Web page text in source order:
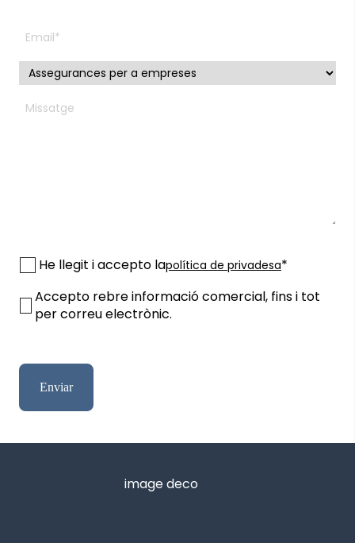
He llegit i accepto lapolítica de privadesa*
Accepto rebre informació comercial, fins i tot
per correu electrònic.